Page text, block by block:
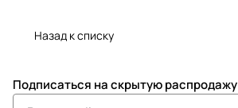
Назад к списку
Подписаться на скрытую распродажу